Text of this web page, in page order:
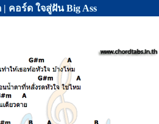
คอร์ด ใจสู่ฝัน Big Ass